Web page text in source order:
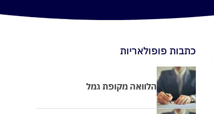
כתבות פופולאריות
הלוואה מקופת גמל